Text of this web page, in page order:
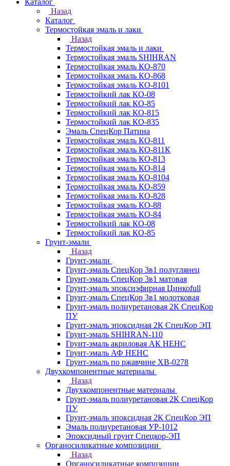
Каталог
Назад
Каталог
Термостойкая эмаль и лаки
Назад
Термостойкая эмаль и лаки
Термостойкая эмаль SHIHRAN
Термостойкая эмаль КО-870
Термостойкая эмаль КО-868
Термостойкая эмаль КО-8101
Термостойкий лак КО-08
Термостойкий лак КО-85
Термостойкий лак КО-815
Термостойкий лак КО-835
Эмаль СпецКор Патина
Термостойкая эмаль КО-811
Термостойкая эмаль КО-811К
Термостойкая эмаль КО-813
Термостойкая эмаль КО-814
Термостойкая эмаль КО-8104
Термостойкая эмаль КО-859
Термостойкая эмаль КО-828
Термостойкая эмаль КО-88
Термостойкая эмаль КО-84
Термостойкий лак КО-08
Термостойкий лак КО-85
Грунт-эмали
Назад
Грунт-эмали
Грунт-эмаль СпецКор 3в1 полуглянец
Грунт-эмаль СпецКор 3в1 матовая
Грунт-эмаль эпоксиэфирная Цинкоfull
Грунт-эмаль СпецКор 3в1 молотковая
Грунт-эмаль полиуретановая 2К СпецКор
ПУ
Грунт-эмаль эпоксидная 2К СпецКор ЭП
Грунт-эмаль SHIHRAN-110
Грунт-эмаль акриловая АК НЕНС
Грунт-эмаль АФ НЕНС
Грунт-эмаль по ржавчине ХВ-0278
Двухкомпонентные материалы
Назад
Двухкомпонентные материалы
Грунт-эмаль полиуретановая 2К СпецКор
ПУ
Грунт-эмаль эпоксидная 2К СпецКор ЭП
Эмаль полиуретановая УР-1012
Эпоксидный грунт Спецкор-ЭП
Органосиликатные композиции
Назад
Органосиликатные композиции